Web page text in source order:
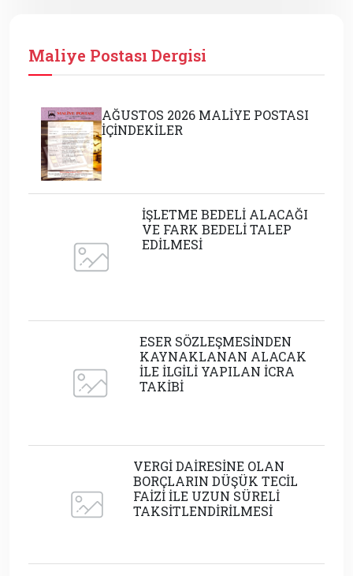
Maliye Postası Dergisi
AĞUSTOS 2026 MALİYE POSTASI
İÇİNDEKİLER
İŞLETME BEDELİ ALACAĞI
VE FARK BEDELİ TALEP
EDİLMESİ
ESER SÖZLEŞMESİNDEN
KAYNAKLANAN ALACAK
İLE İLGİLİ YAPILAN İCRA
TAKİBİ
VERGİ DAİRESİNE OLAN
BORÇLARIN DÜŞÜK TECİL
FAİZİ İLE UZUN SÜRELİ
TAKSİTLENDİRİLMESİ